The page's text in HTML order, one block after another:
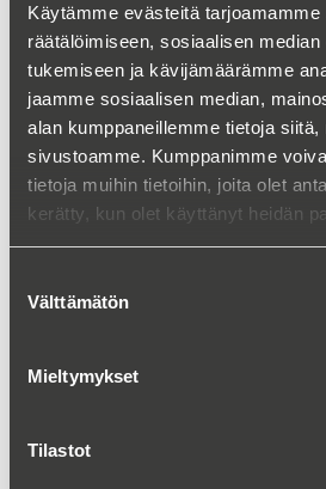
Käytämme evästeitä
räätälöimiseen, sosiaalisen
tukemiseen ja kävijämäärämme
jaamme sosiaalisen median,
alan kumppaneillemme tietoja
sivustoamme. Kumppanimme
tietoja muihin tietoihin, joita olet
kerätty, kun olet käyttänyt heidän
valinta
Välttämätön
Mieltymykset
Tilastot